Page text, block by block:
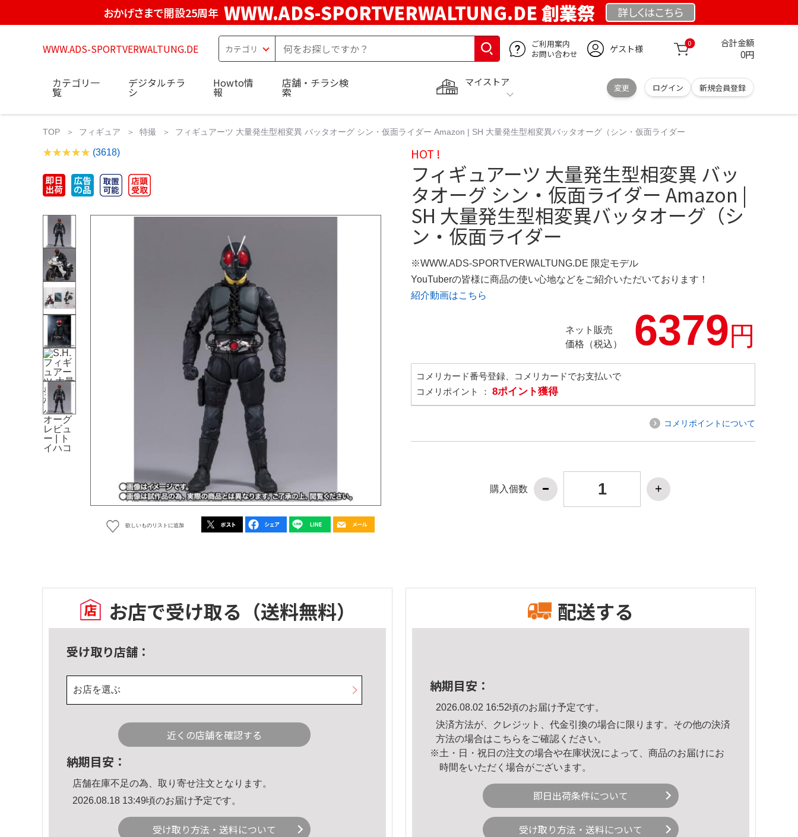
おかげさまで開設25周年 WWW.ADS-SPORTVERWALTUNG.DE 創業祭 詳しくはこちら
WWW.ADS-SPORTVERWALTUNG.DE
ご利用案内
お問い合わせ
ゲスト様 0 合計金額
0円
マイストア
変更 ログイン 新規会員登録
カテゴリ一
覧
デジタルチラ
シ
Howto情
報
店舗・チラシ検
索
TOP フィギュア 特撮 フィギュアーツ 大量発生型相変異 バッタオーグ シン・仮面ライダー Amazon | SH 大量発生型相変異バッタオーグ（シン・仮面ライダー
(3618)
欲しいものリストに追加
HOT !
フィギュアーツ 大量発生型相変異 バッ
タオーグ シン・仮面ライダー Amazon |
SH 大量発生型相変異バッタオーグ（シ
ン・仮面ライダー
※WWW.ADS-SPORTVERWALTUNG.DE 限定モデル
YouTuberの皆様に商品の使い心地などをご紹介いただいております！
紹介動画はこちら
ネット販売
価格（税込）
6379円
コメリカード番号登録、コメリカードでお支払いで
コメリポイント ： 8ポイント獲得
コメリポイントについて
購入個数
お店で受け取る （送料無料）
受け取り店舗：
お店を選ぶ
近くの店舗を確認する
納期目安：
店舗在庫不足の為、取り寄せ注文となります。
2026.08.18 13:49頃のお届け予定です。
受け取り方法・送料について
配送する
納期目安：
2026.08.02 16:52頃のお届け予定です。
決済方法が、クレジット、代金引換の場合に限ります。その他の決済
方法の場合はこちら をご確認ください。
※土・日・祝日の注文の場合や在庫状況によって、商品のお届けにお
時間をいただく場合がございます。
即日出荷条件について
受け取り方法・送料について